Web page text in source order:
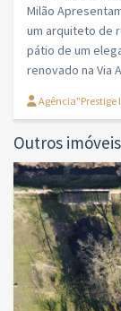
Milão
um arquiteto de
pátio de um
renovado na Via
Agência"Prestige
Outros